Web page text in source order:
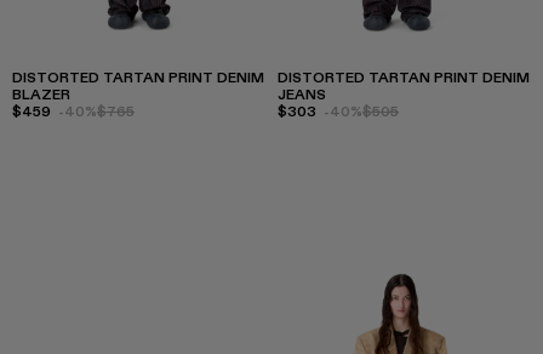
DISTORTED TARTAN PRINT DENIM
BLAZER
$459 -40%$765
DISTORTED TARTAN PRINT DENIM
JEANS
$303 -40%$505